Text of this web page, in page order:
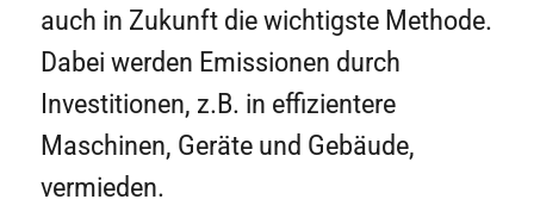
auch in Zukunft die wichtigste Methode.
Dabei werden Emissionen durch
Investitionen, z.B. in effizientere
Maschinen, Geräte und Gebäude,
vermieden.